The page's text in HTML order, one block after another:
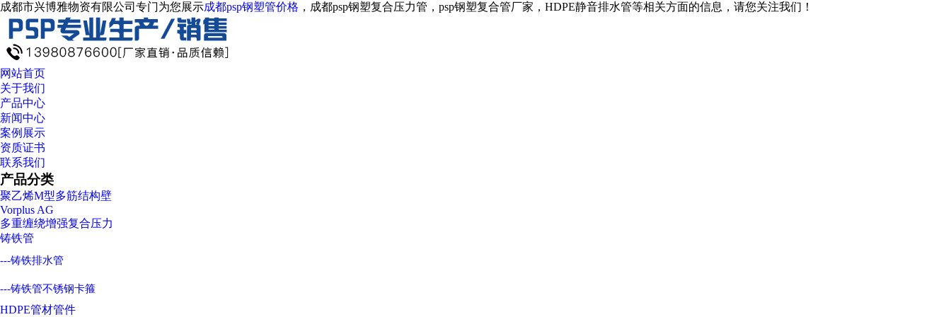
成都市兴博雅物资有限公司专门为您展示成都psp钢塑管价格 ，成都psp钢塑复合压力管，psp钢塑复合管厂家，HDPE静音排水管等相关方面的信息，请您关注我们！
网站首页
关于我们
产品中心
新闻中心
案例展示
资质证书
联系我们
产品分类
聚乙烯M型多筋结构壁
Vorplus AG
多重缠绕增强复合压力
铸铁管
---铸铁排水管
---铸铁管不锈钢卡箍
HDPE管材管件